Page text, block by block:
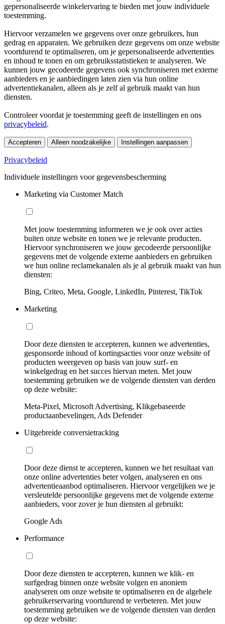
gepersonaliseerde winkelervaring te bieden met jouw individuele
toestemming.
Hiervoor verzamelen we gegevens over onze gebruikers, hun
gedrag en apparaten. We gebruiken deze gegevens om onze website
voortdurend te optimaliseren, om je gepersonaliseerde advertenties
en inhoud te tonen en om gebruiksstatistieken te analyseren. We
kunnen jouw gecodeerde gegevens ook synchroniseren met externe
aanbieders en je aanbiedingen laten zien via hun online
advertentiekanalen, alleen als je zelf al gebruik maakt van hun
diensten.
Controleer voordat je toestemming geeft de instellingen en ons
privacybeleid.
Accepteren Alleen noodzakelijke Instellingen aanpassen
Privacybeleid
Individuele instellingen voor gegevensbescherming
Marketing via Customer Match
Met jouw toestemming informeren we je ook over acties
buiten onze website en tonen we je relevante producten.
Hiervoor synchroniseren we jouw gecodeerde persoonlijke
gegevens met de volgende externe aanbieders en gebruiken
we hun online reclamekanalen als je al gebruik maakt van hun
diensten:
Bing, Criteo, Meta, Google, LinkedIn, Pinterest, TikTok
Marketing
Door deze diensten te accepteren, kunnen we advertenties,
gesponsorde inhoud of kortingsacties voor onze website of
producten weergeven op basis van jouw surf- en
winkelgedrag en het succes hiervan meten. Met jouw
toestemming gebruiken we de volgende diensten van derden
op deze website:
Meta-Pixel, Microsoft Advertising, Klikgebaseerde
productaanbevelingen, Ads Defender
Uitgebreide conversietracking
Door deze dienst te accepteren, kunnen we het resultaat van
onze online advertenties beter volgen, analyseren en ons
advertentieaanbod optimaliseren. Hiervoor vergelijken we je
versleutelde persoonlijke gegevens met de volgende externe
aanbieders, voor zover je hun diensten al gebruikt:
Google Ads
Performance
Door deze diensten te accepteren, kunnen we klik- en
surfgedrag binnen onze website volgen en anoniem
analyseren om onze website te optimaliseren en de algehele
gebruikerservaring voortdurend te verbeteren. Met jouw
toestemming gebruiken we de volgende diensten van derden
op deze website: